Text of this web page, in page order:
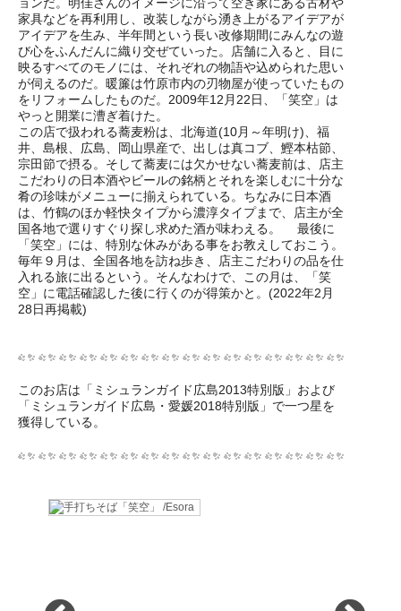
家具などを再利用し、改装しながら湧き上がるアイデアが
アイデアを生み、半年間という長い改修期間にみんなの遊
び心をふんだんに織り交ぜていった。店舗に入ると、目に
映るすべてのモノには、それぞれの物語や込められた思い
が伺えるのだ。暖簾は竹原市内の刃物屋が使っていたもの
をリフォームしたものだ。2009年12月22日、「笑空」は
やっと開業に漕ぎ着けた。
この店で扱われる蕎麦粉は、北海道(10月～年明け)、福
井、島根、広島、岡山県産で、出しは真コブ、鰹本枯節、
宗田節で摂る。そして蕎麦には欠かせない蕎麦前は、店主
こだわりの日本酒やビールの銘柄とそれを楽しむに十分な
肴の珍味がメニューに揃えられている。ちなみに日本酒
は、竹鶴のほか軽快タイプから濃淳タイプまで、店主が全
国各地で選りすぐり探し求めた酒が味わえる。 最後に
「笑空」には、特別な休みがある事をお教えしておこう。
毎年９月は、全国各地を訪ね歩き、店主こだわりの品を仕
入れる旅に出るという。そんなわけで、この月は、「笑
空」に電話確認した後に行くのが得策かと。(2022年2月
28日再掲載)
このお店は「ミシュランガイド広島2013特別版」および
「ミシュランガイド広島・愛媛2018特別版」で一つ星を
獲得している。